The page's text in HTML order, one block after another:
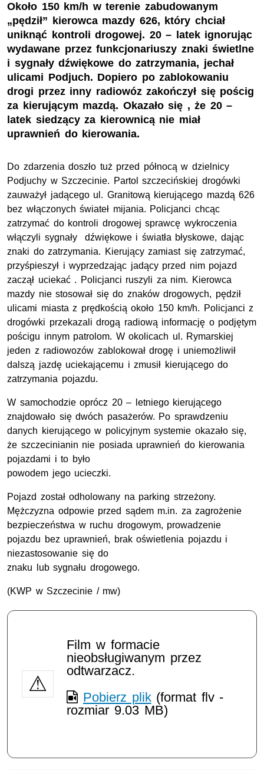
Około 150 km/h w terenie zabudowanym
„pędził” kierowca mazdy 626, który chciał
uniknąć kontroli drogowej. 20 – latek ignorując
wydawane przez funkcjonariuszy znaki świetlne
i sygnały dźwiękowe do zatrzymania, jechał
ulicami Podjuch. Dopiero po zablokowaniu
drogi przez inny radiowóz zakończył się pościg
za kierującym mazdą. Okazało się , że 20 –
latek siedzący za kierownicą nie miał
uprawnień do kierowania.
Do zdarzenia doszło tuż przed północą w dzielnicy
Podjuchy w Szczecinie. Partol szczecińskiej drogówki
zauważył jadącego ul. Granitową kierującego mazdą 626
bez włączonych świateł mijania. Policjanci chcąc
zatrzymać do kontroli drogowej sprawcę wykroczenia
włączyli sygnały dźwiękowe i światła błyskowe, dając
znaki do zatrzymania. Kierujący zamiast się zatrzymać,
przyśpieszył i wyprzedzając jadący przed nim pojazd
zaczął uciekać . Policjanci ruszyli za nim. Kierowca
mazdy nie stosował się do znaków drogowych, pędził
ulicami miasta z prędkością około 150 km/h. Policjanci z
drogówki przekazali drogą radiową informację o podjętym
pościgu innym patrolom. W okolicach ul. Rymarskiej
jeden z radiowozów zablokował drogę i uniemożliwił
dalszą jazdę uciekającemu i zmusił kierującego do
zatrzymania pojazdu.
W samochodzie oprócz 20 – letniego kierującego
znajdowało się dwóch pasażerów. Po sprawdzeniu
danych kierującego w policyjnym systemie okazało się,
że szczecinianin nie posiada uprawnień do kierowania
pojazdami i to było
powodem jego ucieczki.
Pojazd został odholowany na parking strzeżony.
Mężczyzna odpowie przed sądem m.in. za zagrożenie
bezpieczeństwa w ruchu drogowym, prowadzenie
pojazdu bez uprawnień, brak oświetlenia pojazdu i
niezastosowanie się do
znaku lub sygnału drogowego.
(KWP w Szczecinie / mw)
Film w formacie
nieobsługiwanym przez
odtwarzacz.
Pobierz plik(format flv -
rozmiar 9.03 MB)